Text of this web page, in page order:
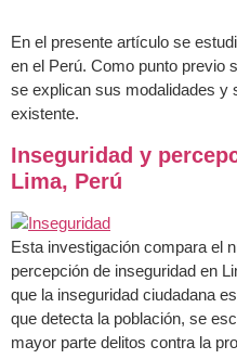
En el presente artículo se
en el Perú. Como punto previo
se explican sus modalidades y
existente.
Inseguridad y
Lima, Perú
Esta investigación compara el
percepción de inseguridad en
que la inseguridad ciudadana
que detecta la población, se
mayor parte delitos contra la